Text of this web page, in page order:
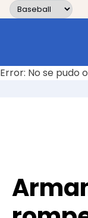
Skip to content
Error: No se